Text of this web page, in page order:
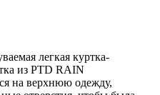
легкая куртка-
из PTD RAIN
на верхнюю одежду,